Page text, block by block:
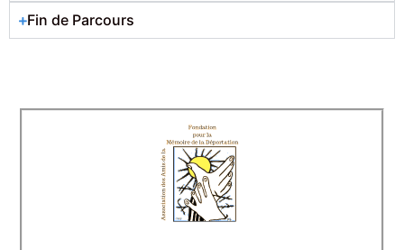
Fin de Parcours